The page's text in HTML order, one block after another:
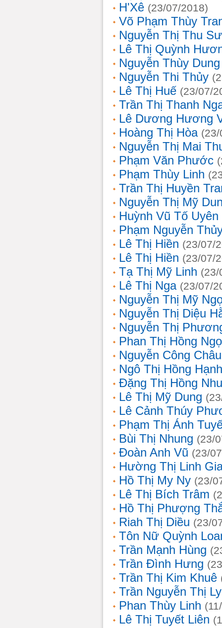
H'Xê (23/07/2018)
Võ Phạm Thùy
Nguyễn Thị Thu
Lê Thị Quỳnh
Nguyễn Thùy Dung
Nguyễn Thi Thủy
Lê Thị Huế (23/07/
Trần Thị Thanh
Lê Dương Hương
Hoàng Thị Hòa
Nguyễn Thị Mai
Phạm Văn Phước
Phạm Thùy Linh
Trần Thị Huyền
Nguyễn Thị Mỹ
Huỳnh Vũ Tố Uyên
Phạm Nguyễn
Lê Thị Hiền (23/07/
Lê Thị Hiền (23/07/
Tạ Thị Mỹ Linh (23/
Lê Thị Nga (23/07/
Nguyễn Thị Mỹ
Nguyễn Thị Diệu
Nguyễn Thị
Phan Thị Hồng
Nguyễn Công Châu
Ngô Thị Hồng Hạnh
Đặng Thị Hồng
Lê Thị Mỹ Dung
Lê Cảnh Thúy
Phạm Thị Ánh
Bùi Thị Nhung (23/
Đoàn Anh Vũ (23/
Hường Thị Linh
Hồ Thị My Ny (23/
Lê Thị Bích Trâm
Hồ Thị Phượng
Riah Thị Diều (23/
Tôn Nữ Quỳnh
Trần Mạnh Hùng
Trần Đình Hưng
Trần Thị Kim Khuê
Trần Nguyễn Thị
Phan Thùy Linh
Lê Thị Tuyết Liên